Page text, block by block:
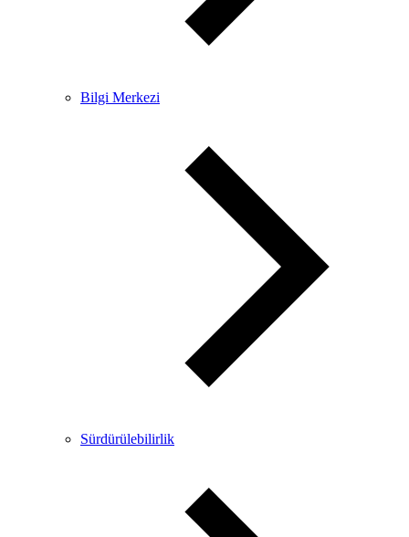
Bilgi Merkezi
Sürdürülebilirlik